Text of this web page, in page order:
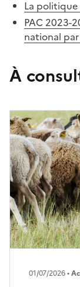
La
PAC 2023-
national
À
01/07/2026 •